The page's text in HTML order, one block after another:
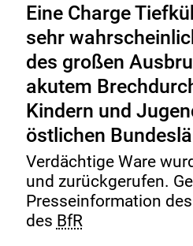
Eine Charge
sehr
des großen
akutem
Kindern und
östlichen
Verdächtige Ware
und zurückgerufen.
Presseinformation des
des BfR